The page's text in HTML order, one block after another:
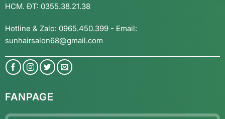
HCM. ĐT: 0355.38.21.38
Hotline & Zalo: 0965.450.399 - Email:
sunhairsalon68@gmail.com
FANPAGE